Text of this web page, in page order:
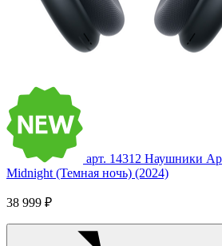
арт. 14312 Наушники
Midnight (Темная ночь) (2024)
38 999 ₽